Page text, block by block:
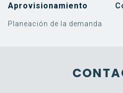
Aprovisionamiento
Planeación de la demanda